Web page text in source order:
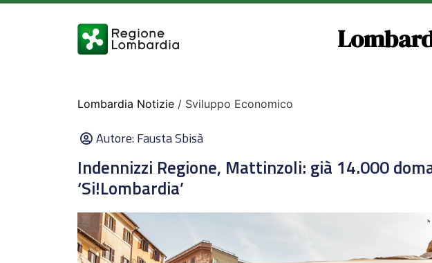
Lombardia Notizie / Sviluppo Economico
Autore:Fausta Sbisà
Indennizzi Regione, Mattinzoli: già 14.000
‘Si!Lombardia’